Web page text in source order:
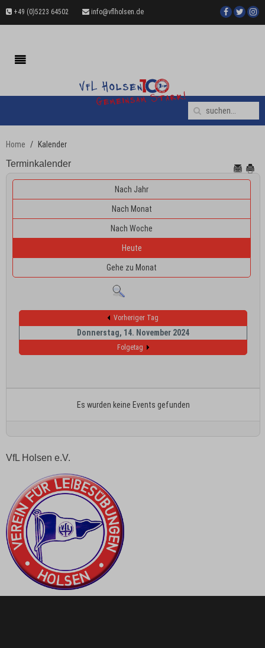
+49 (0)5223 64502 info@vflholsen.de
Home Kalender
Terminkalender
Nach Jahr
Nach Monat
Nach Woche
Heute
Gehe zu Monat
Vorheriger Tag
Donnerstag, 14. November 2024
Folgetag
Es wurden keine Events gefunden
VfL Holsen e.V.